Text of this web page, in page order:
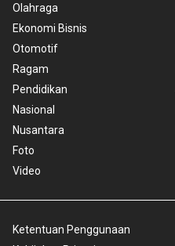
Olahraga
Ekonomi Bisnis
Otomotif
Ragam
Pendidikan
Nasional
Nusantara
Foto
Video
Ketentuan Penggunaan